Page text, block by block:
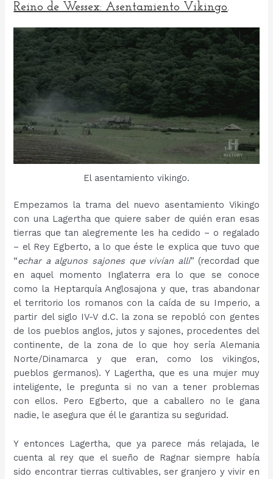
Reino de Wessex: Asentamiento Vikingo.
El asentamiento vikingo.
Empezamos la trama del nuevo asentamiento Vikingo
con una Lagertha que quiere saber de quién eran esas
tierras que tan alegremente les ha cedido – o regalado
– el Rey Egberto, a lo que éste le explica que tuvo que
“echar a algunos sajones que vivían allí” (recordad que
en aquel momento Inglaterra era lo que se conoce
como la Heptarquía Anglosajona y que, tras abandonar
el territorio los romanos con la caída de su Imperio, a
partir del siglo IV-V d.C. la zona se repobló con gentes
de los pueblos anglos, jutos y sajones, procedentes del
continente, de la zona de lo que hoy sería Alemania
Norte/Dinamarca y que eran, como los vikingos,
pueblos germanos). Y Lagertha, que es una mujer muy
inteligente, le pregunta si no van a tener problemas
con ellos. Pero Egberto, que a caballero no le gana
nadie, le asegura que él le garantiza su seguridad.
Y entonces Lagertha, que ya parece más relajada, le
cuenta al rey que el sueño de Ragnar siempre había
sido encontrar tierras cultivables, ser granjero y vivir en